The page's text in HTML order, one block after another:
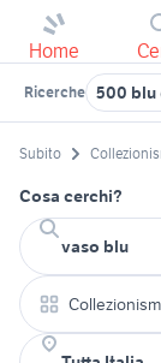
Home
Ricerche 500
Subito
Cosa cerchi?